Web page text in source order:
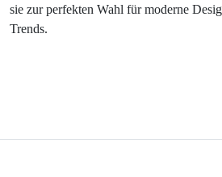
sie zur perfekten Wahl für moderne
Trends.